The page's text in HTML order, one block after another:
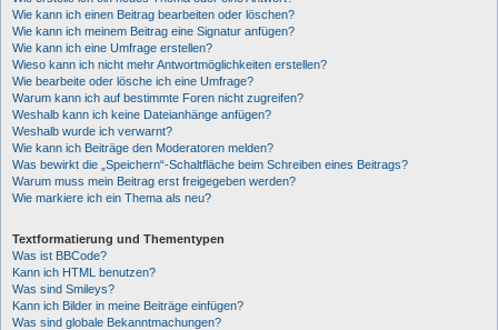
Wie kann ich einen Beitrag bearbeiten oder löschen?
Wie kann ich meinem Beitrag eine Signatur anfügen?
Wie kann ich eine Umfrage erstellen?
Wieso kann ich nicht mehr Antwortmöglichkeiten erstellen?
Wie bearbeite oder lösche ich eine Umfrage?
Warum kann ich auf bestimmte Foren nicht zugreifen?
Weshalb kann ich keine Dateianhänge anfügen?
Weshalb wurde ich verwarnt?
Wie kann ich Beiträge den Moderatoren melden?
Was bewirkt die „Speichern“-Schaltfläche beim Schreiben eines Beitrags?
Warum muss mein Beitrag erst freigegeben werden?
Wie markiere ich ein Thema als neu?
Textformatierung und Thementypen
Was ist BBCode?
Kann ich HTML benutzen?
Was sind Smileys?
Kann ich Bilder in meine Beiträge einfügen?
Was sind globale Bekanntmachungen?